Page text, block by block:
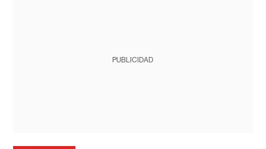
PUBLICIDAD